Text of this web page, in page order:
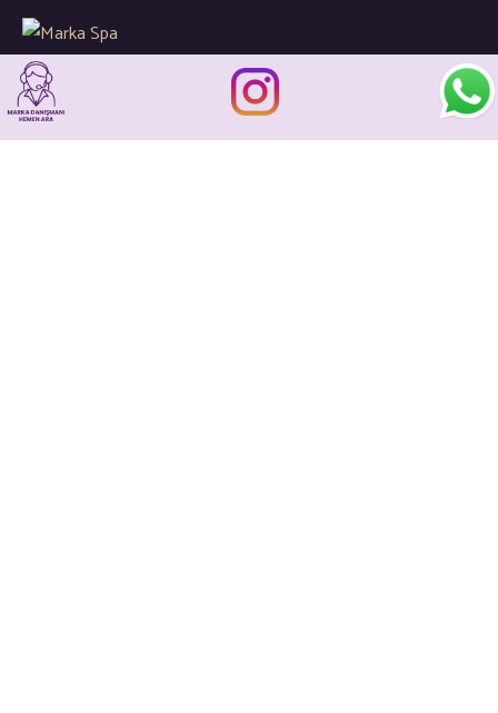
Global spa sektöründeki gelişimleri ve yenilikleri
sizler için yakından takip ederek kaliteli hizmetlerin en ince